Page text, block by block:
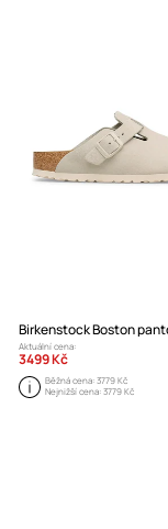
Aktuální cena:
3499 Kč
Běžná cena:3779 Kč
Nejnižší cena:3779 Kč